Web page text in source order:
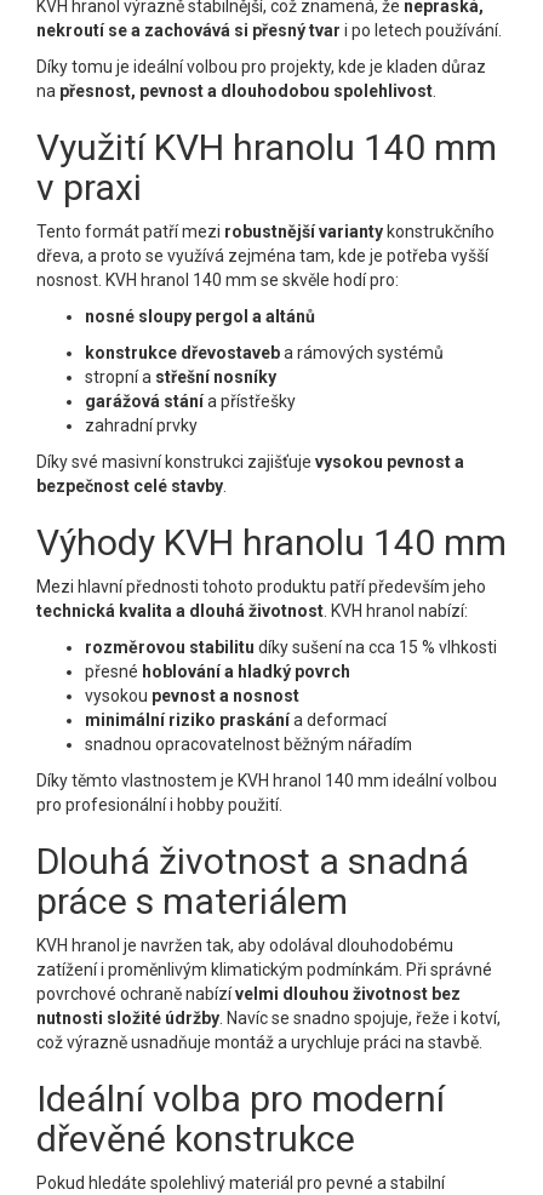
KVH hranol výrazně stabilnější, což znamená, že nepraská,
nekroutí se a zachovává si přesný tvar i po letech používání.
Díky tomu je ideální volbou pro projekty, kde je kladen důraz
na přesnost, pevnost a dlouhodobou spolehlivost.
Využití KVH hranolu 140 mm
v praxi
Tento formát patří mezi robustnější varianty konstrukčního
dřeva, a proto se využívá zejména tam, kde je potřeba vyšší
nosnost. KVH hranol 140 mm se skvěle hodí pro:
nosné sloupy pergol a altánů
konstrukce dřevostaveba rámových systémů
stropní a střešní nosníky
garážová stánía přístřešky
zahradní prvky
Díky své masivní konstrukci zajišťuje vysokou pevnost a
bezpečnost celé stavby.
Výhody KVH hranolu 140 mm
Mezi hlavní přednosti tohoto produktu patří především jeho
technická kvalita a dlouhá životnost. KVH hranol nabízí:
rozměrovou stabilitu díky sušení na cca 15 % vlhkosti
přesné hoblování a hladký povrch
vysokou pevnost a nosnost
minimální riziko praskánía deformací
snadnou opracovatelnost běžným nářadím
Díky těmto vlastnostem je KVH hranol 140 mm ideální volbou
pro profesionální i hobby použití.
Dlouhá životnost a snadná
práce s materiálem
KVH hranol je navržen tak, aby odolával dlouhodobému
zatížení i proměnlivým klimatickým podmínkám. Při správné
povrchové ochraně nabízívelmi dlouhou životnost bez
nutnosti složité údržby. Navíc se snadno spojuje, řeže i kotví,
což výrazně usnadňuje montáž a urychluje práci na stavbě.
Ideální volba pro moderní
dřevěné konstrukce
Pokud hledáte spolehlivý materiál pro pevné a stabilní